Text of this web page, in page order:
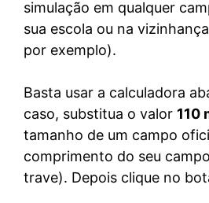
simulação em qualquer
sua escola ou na
por exemplo).
Basta usar a calculadora
caso, substitua o valor 110
tamanho de um campo
comprimento do seu
trave). Depois clique no